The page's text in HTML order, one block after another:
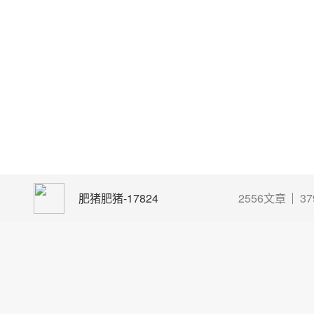
肥猪肥猪-17824 2556文章